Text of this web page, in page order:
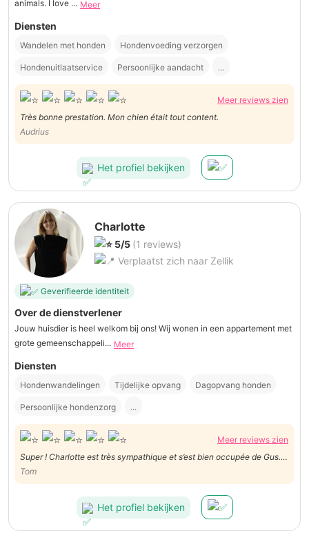
animals. I love ... Meer
Diensten
Wandelen met honden Hondenvoeding verzorgen
Hondenuitlaatservice Persoonlijke aandacht ...
Meer reviews zien
Très bonne prestation. Mon chien était tout content.
Audrius
Het profiel bekijken
Charlotte
5/5 (1 reviews)
Verplaatst zich naar Zellik
Geverifieerde identiteit
Over de dienstverlener
Jouw huisdier is heel welkom bij ons! Wij wonen in een appartement met
grote gemeenschappeli... Meer
Diensten
Hondenwandelingen Tijdelijke opvang Dagopvang honden
Persoonlijke hondenzorg ...
Meer reviews zien
Super ! Charlotte est très sympathique et s’est bien occupée de Gus.
La communication est facile et agréable.
Tom
Het profiel bekijken